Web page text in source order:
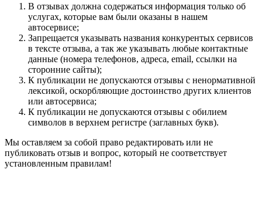
В отзывах должна содержаться информация только об
услугах, которые вам были оказаны в нашем
автосервисе;
Запрещается указывать названия конкурентых сервисов
в тексте отзыва, а так же указывать любые контактные
данные (номера телефонов, адреса, email, ссылки на
сторонние сайты);
К публикации не допускаются отзывы с ненормативной
лексикой, оскорбляющие достоинство других клиентов
или автосервиса;
К публикации не допускаются отзывы с обилием
символов в верхнем регистре (заглавных букв).
Мы оставляем за собой право редактировать или не
публиковать отзыв и вопрос, который не соответствует
установленным правилам!